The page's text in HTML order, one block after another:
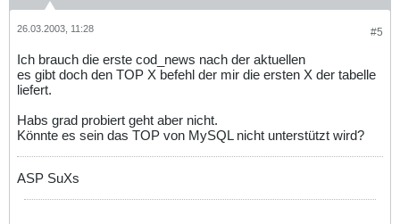
#5
26.03.2003, 11:28
Ich brauch die erste cod_news nach der aktuellen
es gibt doch den TOP X befehl der mir die ersten X der tabelle
liefert.
Habs grad probiert geht aber nicht.
Könnte es sein das TOP von MySQL nicht unterstützt wird?
ASP SuXs